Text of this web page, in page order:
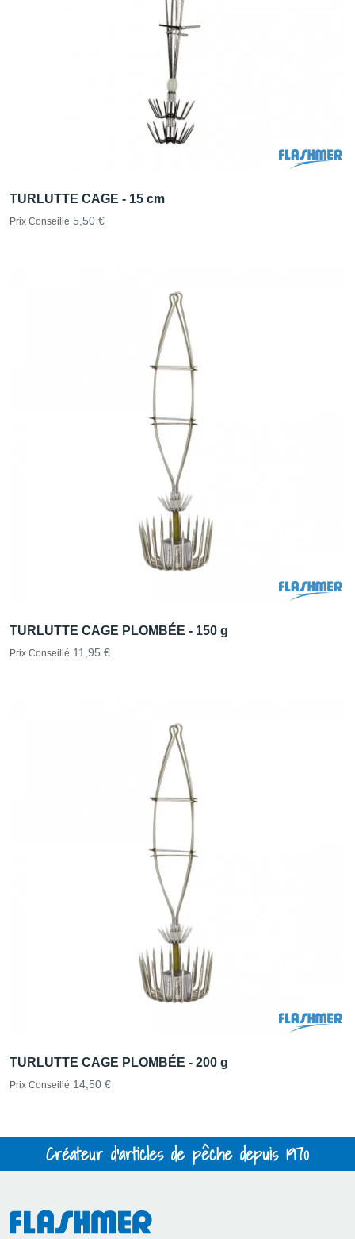
TURLUTTE CAGE - 15 cm
Prix Conseillé 5,50 €
TURLUTTE CAGE PLOMBÉE - 150 g
Prix Conseillé 11,95 €
TURLUTTE CAGE PLOMBÉE - 200 g
Prix Conseillé 14,50 €
Créateur d'articles de pêche depuis 1970